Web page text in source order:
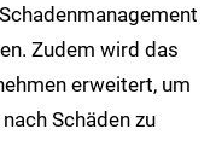
Zudem wird das
erweitert, um
Schäden zu